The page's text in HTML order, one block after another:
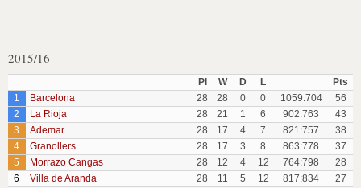
2015/16
Pl W D L
Pts
1
Barcelona 28 28 0 0 1059:704
56
2
La Rioja 28 21 1 6 902:763
43
3
Ademar 28 17 4 7 821:757
38
4
Granollers 28 17 3 8 863:778
37
5
Morrazo Cangas 28 12 4 12 764:798
28
6
Villa de Aranda 28 11 5 12 817:834
27